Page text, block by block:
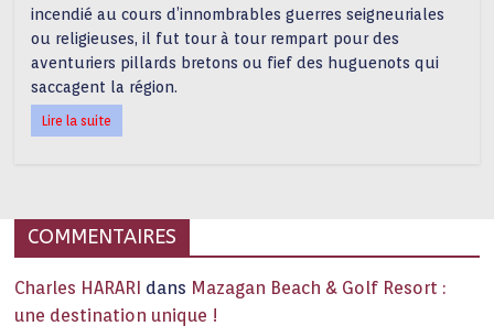
incendié au cours d’innombrables guerres seigneuriales
ou religieuses, il fut tour à tour rempart pour des
aventuriers pillards bretons ou fief des huguenots qui
saccagent la région.
Lire la suite
COMMENTAIRES
Charles HARARI dans Mazagan Beach & Golf Resort :
une destination unique !